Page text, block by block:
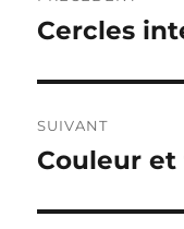
de
Publication
Cercles
SUIVANT
Publication
Couleur